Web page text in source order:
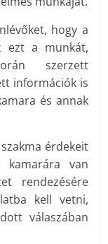
hogy a
ezt a munkát,
szerzett
információk is
és annak
érdekeit
kamarára van
rendezésére
kell vetni,
válaszában